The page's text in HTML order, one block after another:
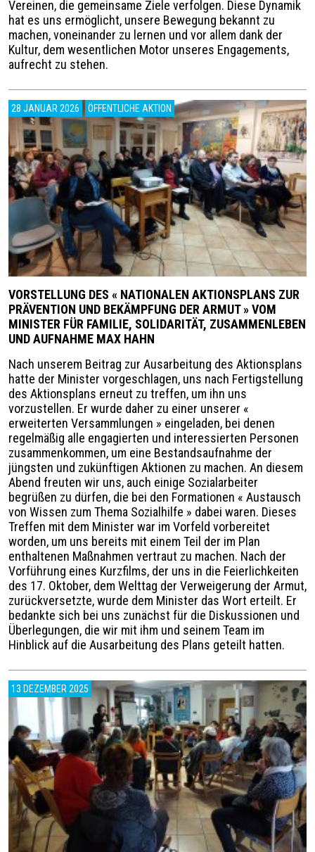
Vereinen, die gemeinsame Ziele verfolgen. Diese Dynamik
hat es uns ermöglicht, unsere Bewegung bekannt zu
machen, voneinander zu lernen und vor allem dank der
Kultur, dem wesentlichen Motor unseres Engagements,
aufrecht zu stehen.
28 JANUAR 2026 ÖFFENTLICHE AKTION
VORSTELLUNG DES « NATIONALEN AKTIONSPLANS ZUR
PRÄVENTION UND BEKÄMPFUNG DER ARMUT » VOM
MINISTER FÜR FAMILIE, SOLIDARITÄT, ZUSAMMENLEBEN
UND AUFNAHME MAX HAHN
Nach unserem Beitrag zur Ausarbeitung des Aktionsplans
hatte der Minister vorgeschlagen, uns nach Fertigstellung
des Aktionsplans erneut zu treffen, um ihn uns
vorzustellen. ​Er wurde daher zu einer unserer «
erweiterten Versammlungen » eingeladen, bei denen
regelmäßig alle engagierten und interessierten Personen
zusammenkommen, um eine Bestandsaufnahme der
jüngsten und zukünftigen Aktionen zu machen. ​An diesem
Abend freuten wir uns, auch einige Sozialarbeiter
begrüßen zu dürfen, die bei den Formationen « Austausch
von Wissen zum Thema Sozialhilfe » dabei waren. Dieses
Treffen mit dem Minister war im Vorfeld vorbereitet
worden, um uns bereits mit einem Teil der im Plan
enthaltenen Maßnahmen vertraut zu machen. ​Nach der
Vorführung eines Kurzfilms, der uns in die Feierlichkeiten
des 17. Oktober, dem Welttag der Verweigerung der Armut,
zurückversetzte, wurde dem Minister das Wort erteilt. ​Er
bedankte sich bei uns zunächst für die Diskussionen und
Überlegungen, die wir mit ihm und seinem Team im
Hinblick auf die Ausarbeitung des Plans geteilt hatten.
13 DEZEMBER 2025